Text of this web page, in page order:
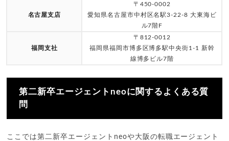
名古屋支店
〒450-0002
愛知県名古屋市中村区名駅3-22-8 大東海ビ
ル7階F
福岡支社
〒812-0012
福岡県福岡市博多区博多駅中央街1-1 新幹
線博多ビル7階
第二新卒エージェントneoに関するよくある質
問
ここでは第二新卒エージェントneoや大阪の転職エージェント